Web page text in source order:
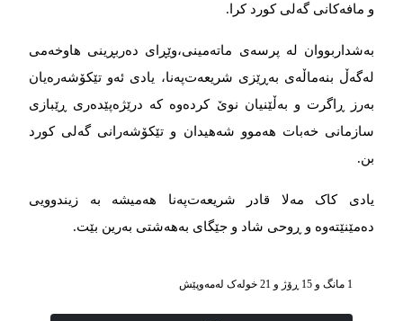
و مافەکانی گەلی کورد کرا.
بەشداربووان لە پرسەی ماتەمینی،وێڕای دەربڕینی هاوخەمی
لەگەڵ بنەماڵەی بەڕێزی شریعەت‌پەنا، یادی ئەو تێکۆشەرەیان
بەرز ڕاگرت و بەڵێنیان نوێ کردەوە کە درێژەپێدەری ڕێبازی
سازمانی خەبات هەموو شەهیدان و تێکۆشەرانی گەلی کورد
بن.
یادی کاک مەلا قادر شریعەت‌پەنا هەمیشە بە زیندوویی
دەمێنێتەوە و ڕوحی شاد و جێگای بەهەشتی بەرین بێت.
1 مانگ و 15 ڕۆژ و 21 خوله‌ک له‌مه‌وپێش‌